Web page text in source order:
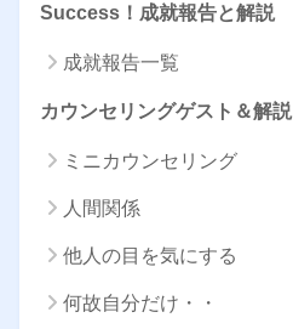
Success！成就報告と解説
成就報告一覧
カウンセリングゲスト＆解説
ミニカウンセリング
人間関係
他人の目を気にする
何故自分だけ・・